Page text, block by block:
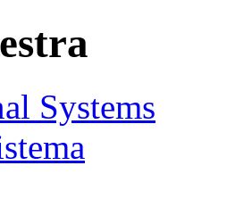
Systems